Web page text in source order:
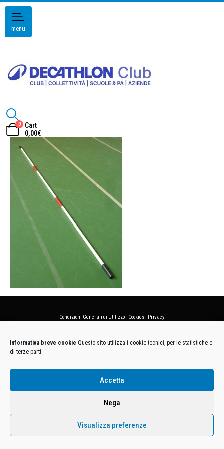
Informativa breve cookie Questo sito utilizza i cookie tecnici, per le statistiche e
di terze parti.
Accetta
Nega
Visualizza preferenze
menu
0
Cart
0,00€
Condizioni Generali di Utilizzo- Cookies- Privacy
Euro 12.500.000 i.v. - C.F. e Iscr. Reg. Imp. Monza e Brianza 02137480964 - R.E.A. MB-1370021 -
P.IVA. 11005760159 - Direzione e coordinamento art. 2497 C.C. DECATHLON SA, Villeneuve